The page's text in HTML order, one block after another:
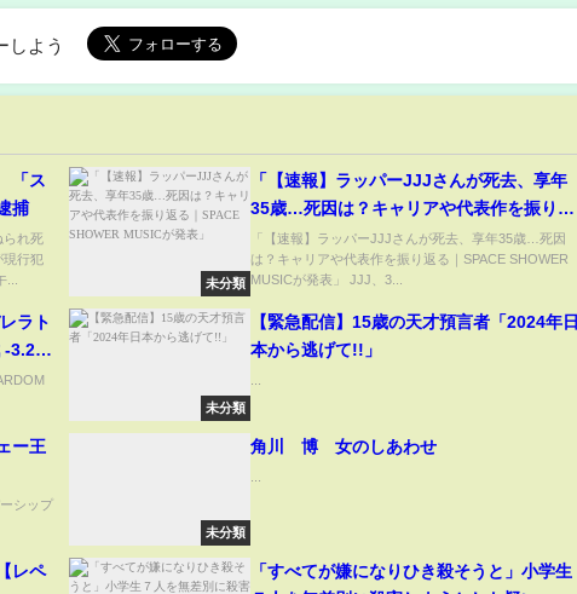
しよう
「ス
捕
られ死
行犯
未分類
「【速報】ラッパーJJJさんが死去、享年
35歳…死因は？キャリアや代表作を振り返
る｜SPACE SHOWER MUSICが発表」
「【速報】ラッパーJJJさんが死去、享年35歳…死因
は？キャリアや代表作を振り返る｜SPACE SHOWER
MUSICが発表」 JJJ、3...
ラト
-3.24
～
!!）
未分類
【緊急配信】15歳の天才預言者「2024年日
本から逃げて!!」
ー王
シップ
未分類
角川 博 女のしあわせ
レペ
「すべてが嫌になりひき殺そうと」小学生